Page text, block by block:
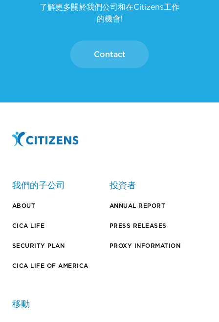
了解更多關於我們公司和在Citizens工作
的機會!
Contact
我們的子公司
ABOUT
CICA LIFE
SECURITY PLAN
CICA LIFE OF AMERICA
投資者
ANNUAL REPORT
PRESS RELEASES
PROXY INFORMATION
移動